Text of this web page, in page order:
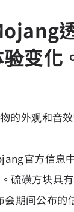
变化
的外观和
官方信息
磺方块具
期间公布的